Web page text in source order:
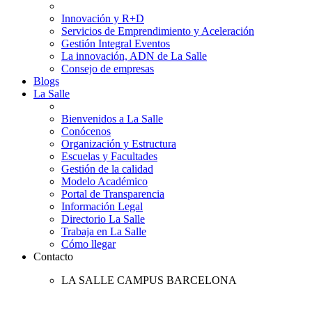
Innovación y R+D
Servicios de Emprendimiento y Aceleración
Gestión Integral Eventos
La innovación, ADN de La Salle
Consejo de empresas
Blogs
La Salle
Bienvenidos a La Salle
Conócenos
Organización y Estructura
Escuelas y Facultades
Gestión de la calidad
Modelo Académico
Portal de Transparencia
Información Legal
Directorio La Salle
Trabaja en La Salle
Cómo llegar
Contacto
LA SALLE CAMPUS BARCELONA